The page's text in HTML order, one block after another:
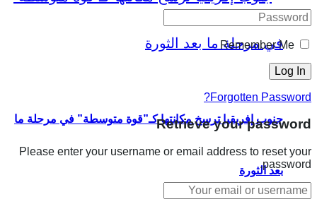
جنوب إفريقيا ترسخ مكانتها كـ”قوة متوسطة” في مرحلة ما
بعد الثورة
Remember Me
Forgotten Password?
Retrieve your password
Please enter your username or email address to reset your
password.